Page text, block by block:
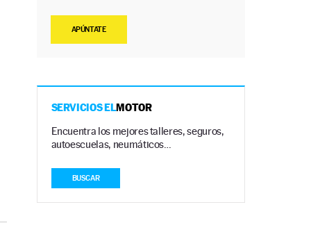
APÚNTATE
SERVICIOS ELMOTOR
Encuentra los mejores talleres, seguros,
autoescuelas, neumáticos…
BUSCAR